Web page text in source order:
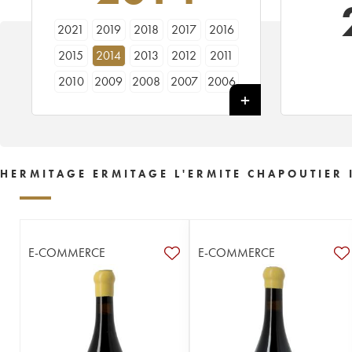
2021 2019 2018 2017
2016
2015
2014 2013 2012
2011
2010
2009 2008 2007
2006
HERMITAGE ERMITAGE L'ERMITE CHAPOUTIER
E-COMMERCE E-COMMERCE